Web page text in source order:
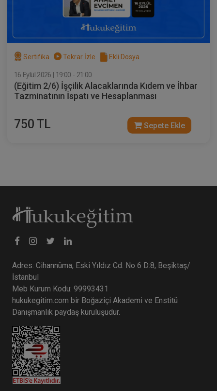
IV. Borçlar Hukuku Kongresi Tüm
Oturumlar (8 Oturum)
TL
Sepete Ekle
Tüketici Hukuku Enstitüsü
Hukuku Kongresi - VII. Oturum
Tüketici Hukuku Enstitüsü
Taşınmaz Hukuku - IV. Borçlar Hukuku
Sertifika Tekrar İzle Ekli Dosya
16 Eylül 2026 | 19:00 - 21:00
(Eğitim 2/6) İşçilik Alacaklarında Kıdem ve İhbar
Tazminatının İspatı ve Hesaplanması
750 TL Sepete Ekle
Adres: Cihannüma, Eski Yıldız Cd. No 6 D:8, Beşiktaş/
İstanbul
Meb Kurum Kodu: 99993431
hukukegitim.com bir Boğaziçi Akademi ve Enstitü
Danışmanlık paydaş kuruluşudur.